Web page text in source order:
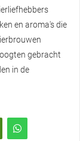
en aroma's die
gebracht
in de